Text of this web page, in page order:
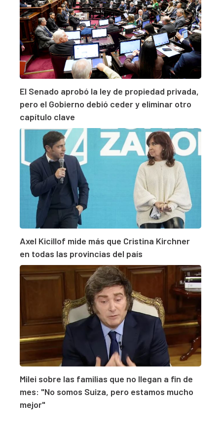
El Senado aprobó la ley de propiedad privada,
pero el Gobierno debió ceder y eliminar otro
capítulo clave
Axel Kicillof mide más que Cristina Kirchner
en todas las provincias del país
Milei sobre las familias que no llegan a fin de
mes: "No somos Suiza, pero estamos mucho
mejor"